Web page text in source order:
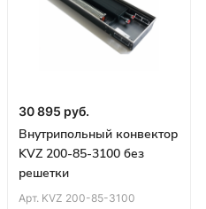
30 895 руб.
Внутрипольный конвектор
KVZ 200-85-3100 без
решетки
Арт. KVZ 200-85-3100